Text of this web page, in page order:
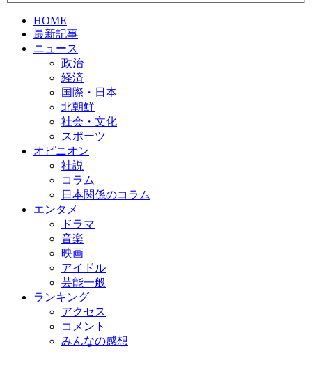
HOME
最新記事
ニュース
政治
経済
国際・日本
北朝鮮
社会・文化
スポーツ
オピニオン
社説
コラム
日本関係のコラム
エンタメ
ドラマ
音楽
映画
アイドル
芸能一般
ランキング
アクセス
コメント
みんなの感想